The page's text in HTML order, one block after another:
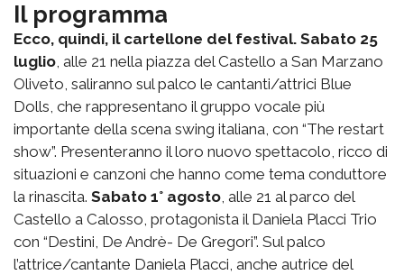
Il programma
Ecco, quindi, il cartellone del festival. Sabato 25
luglio, alle 21 nella piazza del Castello a San Marzano
Oliveto, saliranno sul palco le cantanti/attrici Blue
Dolls, che rappresentano il gruppo vocale più
importante della scena swing italiana, con “The restart
show”. Presenteranno il loro nuovo spettacolo, ricco di
situazioni e canzoni che hanno come tema conduttore
la rinascita. Sabato 1° agosto, alle 21 al parco del
Castello a Calosso, protagonista il Daniela Placci Trio
con “Destini, De Andrè- De Gregori”. Sul palco
l’attrice/cantante Daniela Placci, anche autrice del